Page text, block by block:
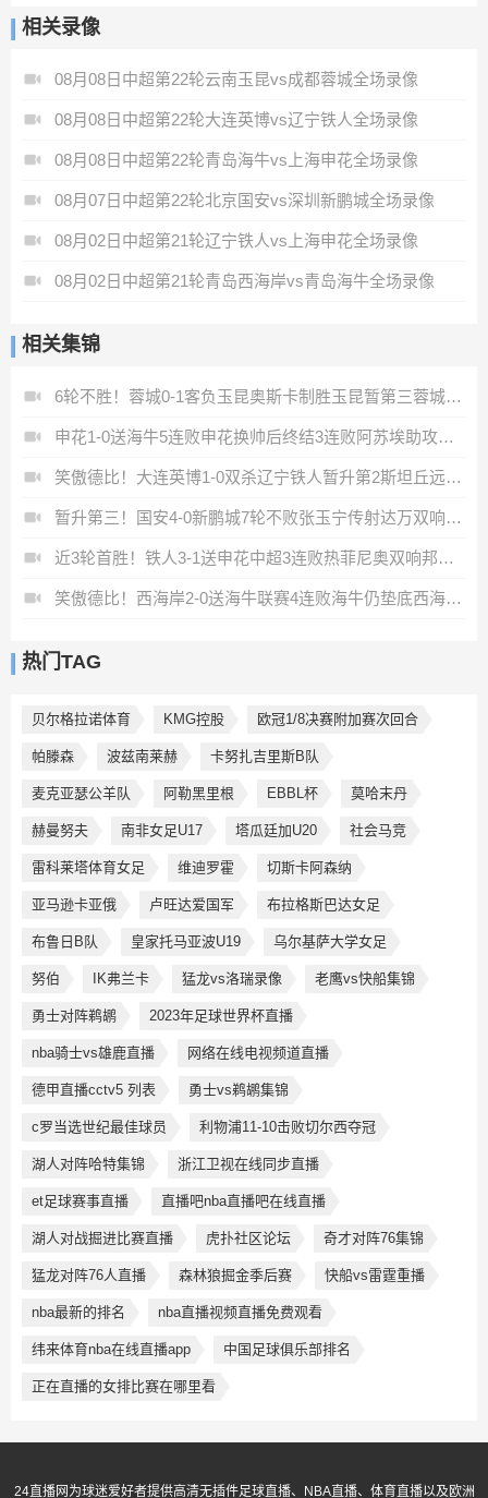
相关录像
08月08日中超第22轮云南玉昆vs成都蓉城全场录像
08月08日中超第22轮大连英博vs辽宁铁人全场录像
08月08日中超第22轮青岛海牛vs上海申花全场录像
08月07日中超第22轮北京国安vs深圳新鹏城全场录像
08月02日中超第21轮辽宁铁人vs上海申花全场录像
08月02日中超第21轮青岛西海岸vs青岛海牛全场录像
相关集锦
6轮不胜！蓉城0-1客负玉昆奥斯卡制胜玉昆暂第三蓉城全场1射正
申花1-0送海牛5连败申花换帅后终结3连败阿苏埃助攻徐皓阳制胜
笑傲德比！大连英博1-0双杀辽宁铁人暂升第2斯坦丘远射制胜
暂升第三！国安4-0新鹏城7轮不败张玉宁传射达万双响法比奥破门
近3轮首胜！铁人3-1送申花中超3连败热菲尼奥双响邦本宜裕传射
笑傲德比！西海岸2-0送海牛联赛4连败海牛仍垫底西海岸升至第二
热门TAG
贝尔格拉诺体育 KMG控股 欧冠1/8决赛附加赛次回合
帕滕森 波兹南莱赫 卡努扎吉里斯B队
麦克亚瑟公羊队 阿勒黑里根 EBBL杯 莫哈末丹
赫曼努夫 南非女足U17 塔瓜廷加U20 社会马竞
雷科莱塔体育女足 维迪罗霍 切斯卡阿森纳
亚马逊卡亚俄 卢旺达爱国军 布拉格斯巴达女足
布鲁日B队 皇家托马亚波U19 乌尔基萨大学女足
努伯 IK弗兰卡 猛龙vs洛瑞录像 老鹰vs快船集锦
勇士对阵鹈鹕 2023年足球世界杯直播
nba骑士vs雄鹿直播 网络在线电视频道直播
德甲直播cctv5 列表 勇士vs鹈鹕集锦
c罗当选世纪最佳球员 利物浦11-10击败切尔西夺冠
湖人对阵哈特集锦 浙江卫视在线同步直播
et足球赛事直播 直播吧nba直播吧在线直播
湖人对战掘进比赛直播 虎扑社区论坛 奇才对阵76集锦
猛龙对阵76人直播 森林狼掘金季后赛 快船vs雷霆重播
nba最新的排名 nba直播视频直播免费观看
纬来体育nba在线直播app 中国足球俱乐部排名
正在直播的女排比赛在哪里看
24直播网为球迷爱好者提供高清无插件足球直播、NBA直播、体育直播以及欧洲